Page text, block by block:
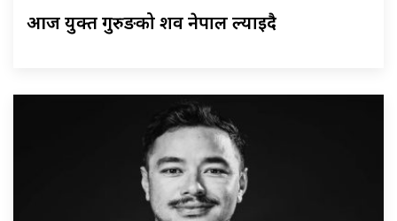
आज युक्त गुरुङको शव नेपाल ल्याइदै